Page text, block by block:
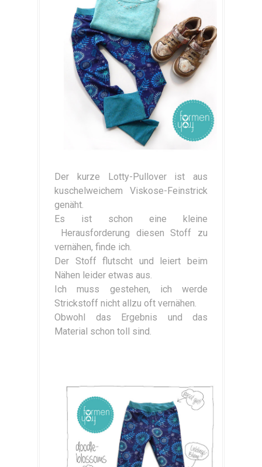
Der kurze Lotty-Pullover ist aus
kuschelweichem Viskose-Feinstrick
genäht.
Es ist schon eine kleine
Herausforderung diesen Stoff zu
vernähen, finde ich.
Der Stoff flutscht und leiert beim
Nähen leider etwas aus.
Ich muss gestehen, ich werde
Strickstoff nicht allzu oft vernähen.
Obwohl das Ergebnis und das
Material schon toll sind.